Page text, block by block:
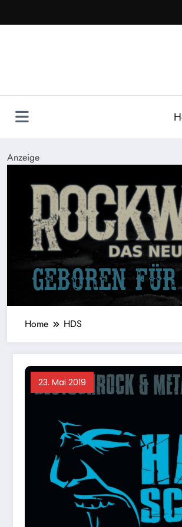
Inhalt
Anzeige
Home HDS
23. Mai 2019